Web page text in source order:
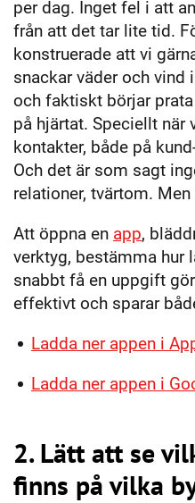
per dag. Inget fel i att
från att det tar lite tid.
konstruerade att vi
snackar väder och
och faktiskt börjar
på hjärtat. Speciellt när
kontakter, både på
Och det är som sagt
relationer, tvärtom.
Att öppna en app,
verktyg, bestämma hur
snabbt få en uppgift
effektivt och sparar
Ladda ner appen i
Ladda ner appen i
2. Lätt att se
finns på vilka